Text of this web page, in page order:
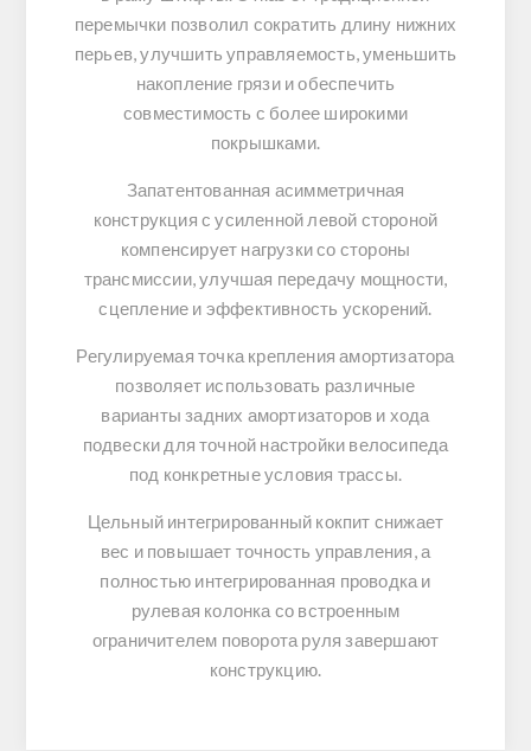
перемычки позволил сократить длину нижних
перьев, улучшить управляемость, уменьшить
накопление грязи и обеспечить
совместимость с более широкими
покрышками.
Запатентованная асимметричная
конструкция с усиленной левой стороной
компенсирует нагрузки со стороны
трансмиссии, улучшая передачу мощности,
сцепление и эффективность ускорений.
Регулируемая точка крепления амортизатора
позволяет использовать различные
варианты задних амортизаторов и хода
подвески для точной настройки велосипеда
под конкретные условия трассы.
Цельный интегрированный кокпит снижает
вес и повышает точность управления, а
полностью интегрированная проводка и
рулевая колонка со встроенным
ограничителем поворота руля завершают
конструкцию.